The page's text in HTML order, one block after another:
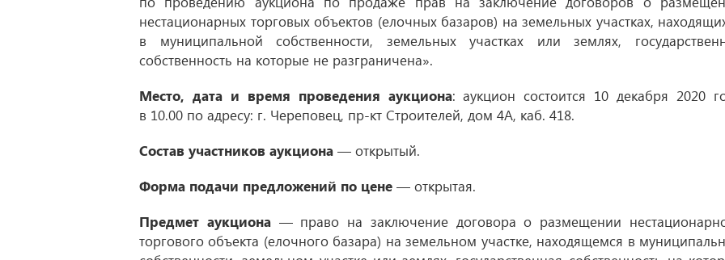
нестационарных торговых объектов (елочных базаров) на земельных участках,
в муниципальной собственности, земельных участках или землях,
собственность на которые не разграничена».
Место, дата и время проведения аукциона: аукцион состоится 10 декабря 2020
в 10.00 по адресу: г. Череповец, пр-кт Строителей, дом 4А, каб. 418.
Состав участников аукциона — открытый.
Форма подачи предложений по цене — открытая.
Предмет аукциона— право на заключение договора о размещении
торгового объекта (елочного базара) на земельном участке, находящемся в